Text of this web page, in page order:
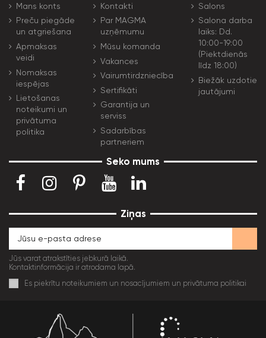
Mans konts
Preču piegāde
un atgriešana
Apmaksas
veidi
Nomaksas
iespējas
Lietošanas
noteikumi un
privātuma
politika
Kontakti
Par MAGMA
uzņēmumu
Mūsu komanda
Vakances
Vairumtirdzniecība
Sertifikāti
Garantija un
serviss
Sadarbības
partneriem
Salons
Salona darba
laiks: Dd.
10:00-19:00
(Piektdienās
līdz 18:00)
Biežāk uzdotie
jautājumi
Seko mums
Ziņas
Jūs varat atrakstīties jebkurā laikā.
Kontaktinformācija ir atrodama lapā.
Es piekrītu noteikumiem un nosacījumiem un privātuma politikai